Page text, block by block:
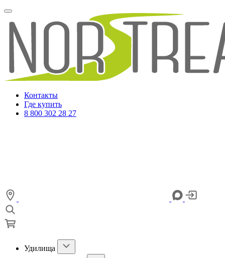
Контакты
Где купить
8 800 302 28 27
Удилища